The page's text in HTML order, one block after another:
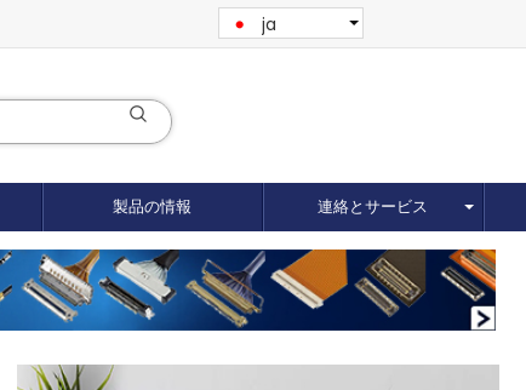
ja
製品の情報 連絡とサービス